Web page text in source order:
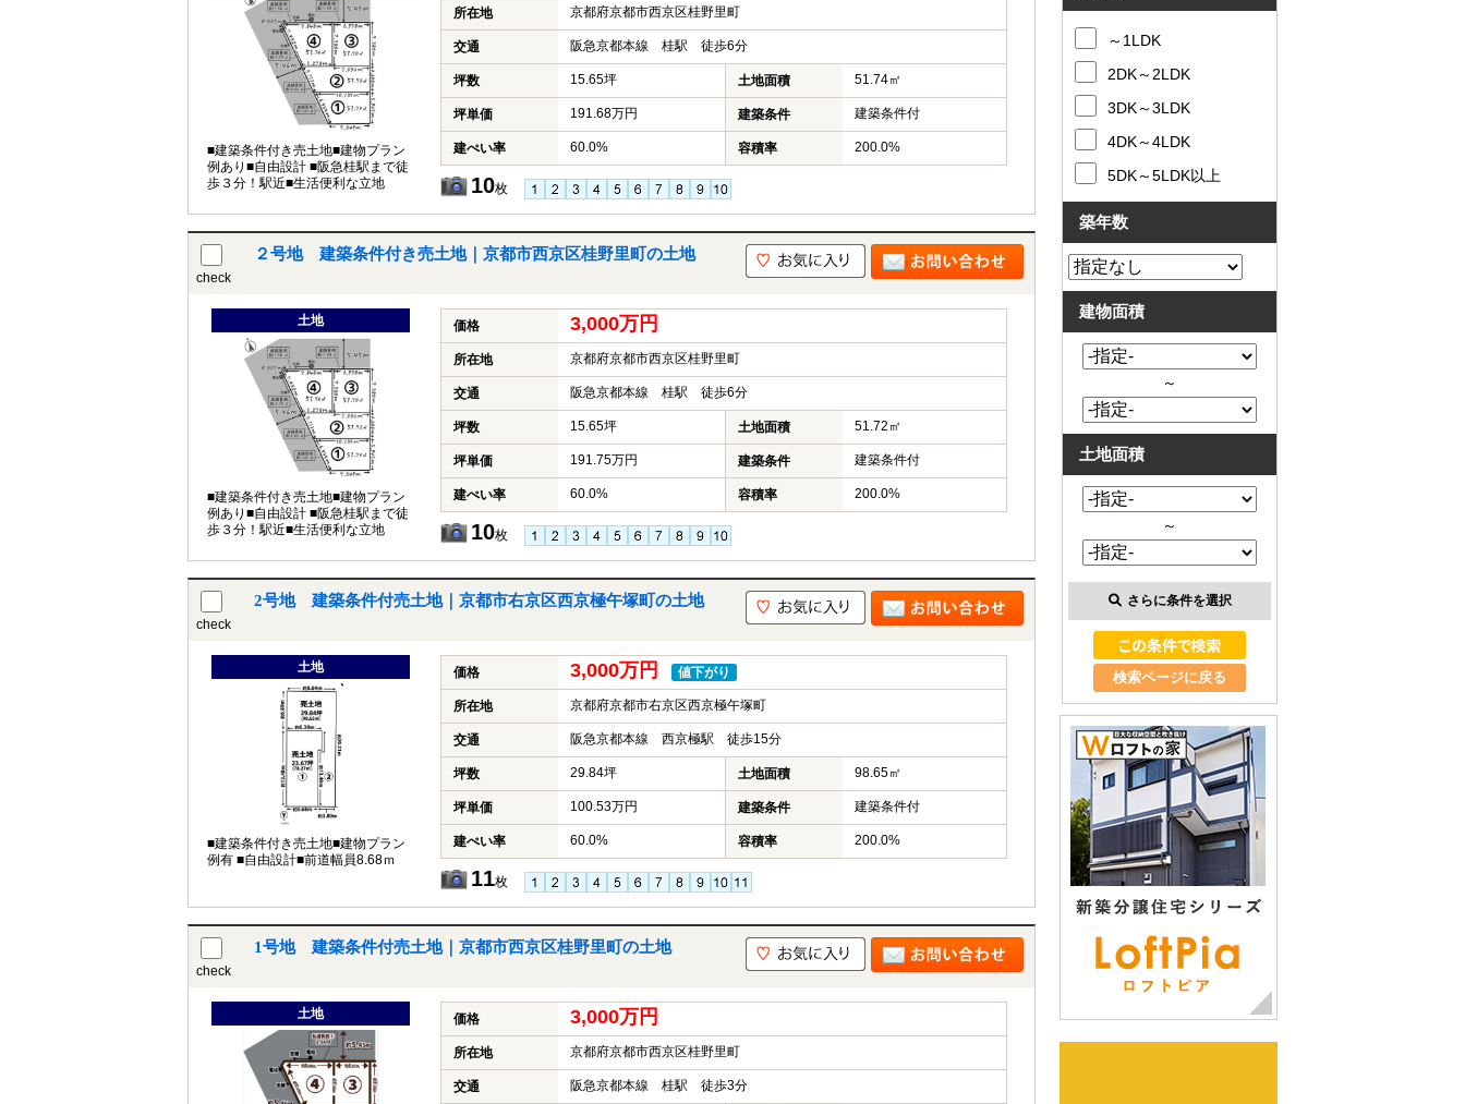
■建築条件付き売土地■建物プラン
例あり■自由設計 ■阪急桂駅まで徒
歩３分！駅近■生活便利な立地
所在地 京都府京都市西京区桂野里町
交通 阪急京都本線 桂駅 徒歩6分
坪数 15.65坪 土地面積 51.74㎡
坪単価 191.68万円 建築条件 建築条件付
建ぺい率 60.0% 容積率 200.0%
10枚
check
２号地 建築条件付き売土地｜京都市西京区桂野里町の土地
土地
■建築条件付き売土地■建物プラン
例あり■自由設計 ■阪急桂駅まで徒
歩３分！駅近■生活便利な立地
価格 3,000万円
所在地 京都府京都市西京区桂野里町
交通 阪急京都本線 桂駅 徒歩6分
坪数 15.65坪 土地面積 51.72㎡
坪単価 191.75万円 建築条件 建築条件付
建ぺい率 60.0% 容積率 200.0%
10枚
check
2号地 建築条件付売土地｜京都市右京区西京極午塚町の土地
土地
■建築条件付き売土地■建物プラン
例有 ■自由設計■前道幅員8.68ｍ
価格 3,000万円 値下がり
所在地 京都府京都市右京区西京極午塚町
交通 阪急京都本線 西京極駅 徒歩15分
坪数 29.84坪 土地面積 98.65㎡
坪単価 100.53万円 建築条件 建築条件付
建ぺい率 60.0% 容積率 200.0%
11枚
check
1号地 建築条件付売土地｜京都市西京区桂野里町の土地
土地 価格 3,000万円
所在地 京都府京都市西京区桂野里町
交通 阪急京都本線 桂駅 徒歩3分
～1LDK
2DK～2LDK
3DK～3LDK
4DK～4LDK
5DK～5LDK以上
築年数
建物面積
～
土地面積
～
さらに条件を選択
検索ページに戻る